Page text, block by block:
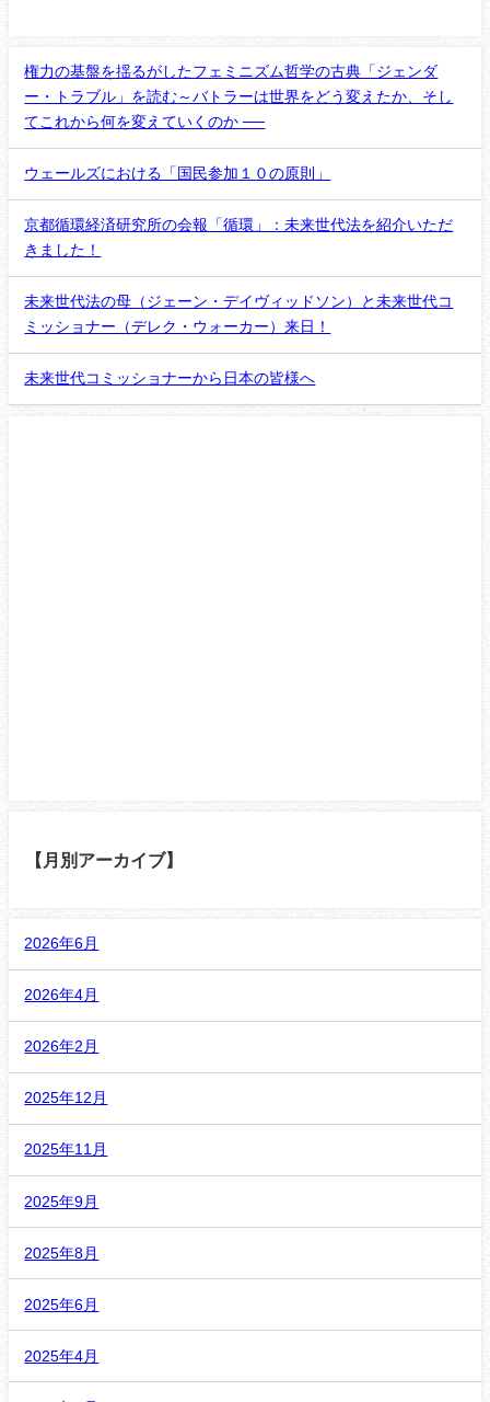
権力の基盤を揺るがしたフェミニズム哲学の古典「ジェンダ
ー・トラブル」を読む～バトラーは世界をどう変えたか、そし
てこれから何を変えていくのか ──
ウェールズにおける「国民参加１０の原則」
京都循環経済研究所の会報「循環」：未来世代法を紹介いただ
きました！
未来世代法の母（ジェーン・デイヴィッドソン）と未来世代コ
ミッショナー（デレク・ウォーカー）来日！
未来世代コミッショナーから日本の皆様へ
【月別アーカイブ】
2026年6月
2026年4月
2026年2月
2025年12月
2025年11月
2025年9月
2025年8月
2025年6月
2025年4月